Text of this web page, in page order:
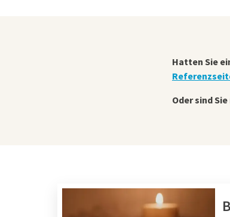
Hatten Sie
Oder sind